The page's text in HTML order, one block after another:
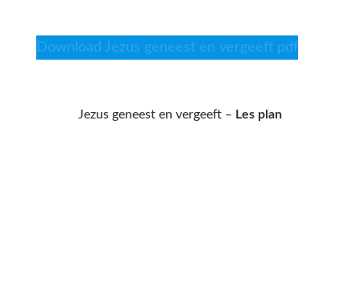
Download Jezus geneest en vergeeft pdf
Jezus geneest en vergeeft – Les plan